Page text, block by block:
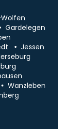
Gardelegen
Jessen
Wanzleben